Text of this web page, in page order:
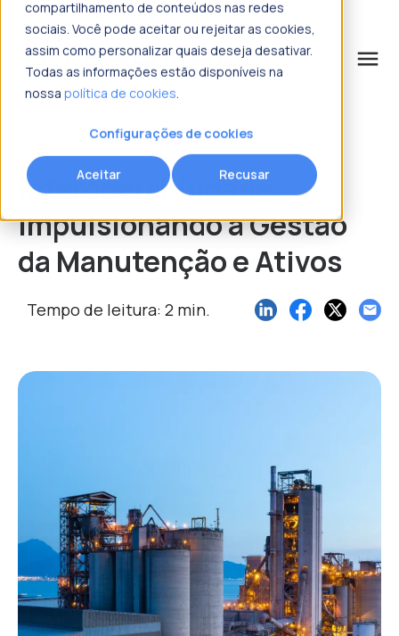
compartilhamento de conteúdos nas redes
sociais. Você pode aceitar ou rejeitar as cookies,
assim como personalizar quais deseja desativar.
Todas as informações estão disponíveis na
nossa política de cookies.
Configurações de cookies
Aceitar Recusar
menu
o que procura?
Interoperabilidade:
Impulsionando a Gestão
da Manutenção e Ativos
Tempo de leitura: 2 min.